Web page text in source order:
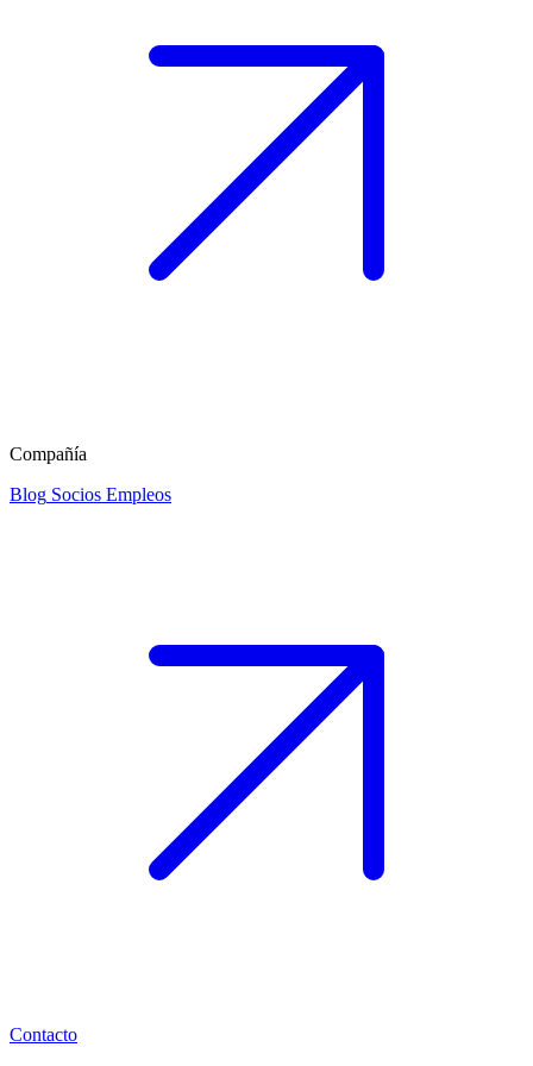
Compañía
Blog Socios Empleos
Contacto